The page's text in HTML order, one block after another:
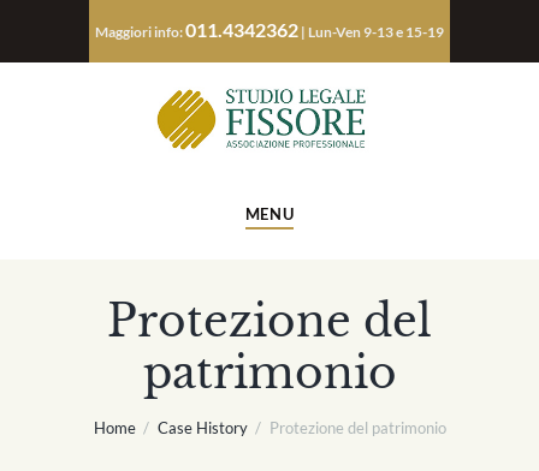
Maggiori info:011.4342362 | Lun-Ven 9-13 e 15-19
MENU
Protezione del
patrimonio
Home Case History Protezione del patrimonio